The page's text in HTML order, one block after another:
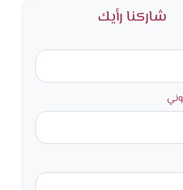
شاركنا رأيك